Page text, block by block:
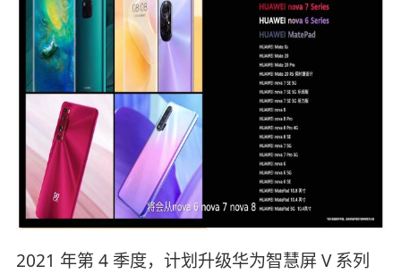
2021 年第 4 季度，计划升级华为智慧屏 V 系列